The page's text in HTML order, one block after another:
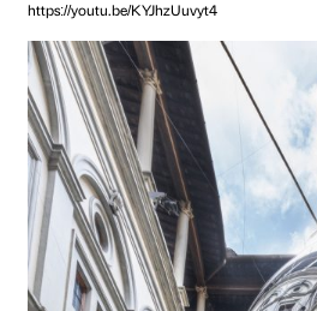
valore all’aria.
L’aria è ovunque intorno a
ci permette di vivere.
più sensibili e rispettosi,
circonda e immaginare un
consapevole e sostenibile.
Ma come si fa a vedere e a